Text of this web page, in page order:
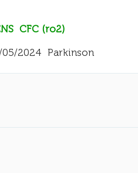
CFC (ro2)
2024 Parkinson